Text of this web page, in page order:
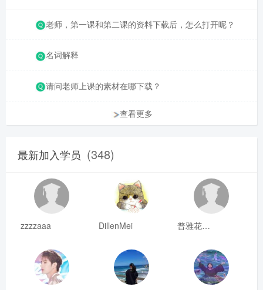
老师，第一课和第二课的资料下载后，怎么打开呢？
名词解释
请问老师上课的素材在哪下载？
查看更多
最新加入学员 (348)
zzzzaaa DillenMei 普雅花qya